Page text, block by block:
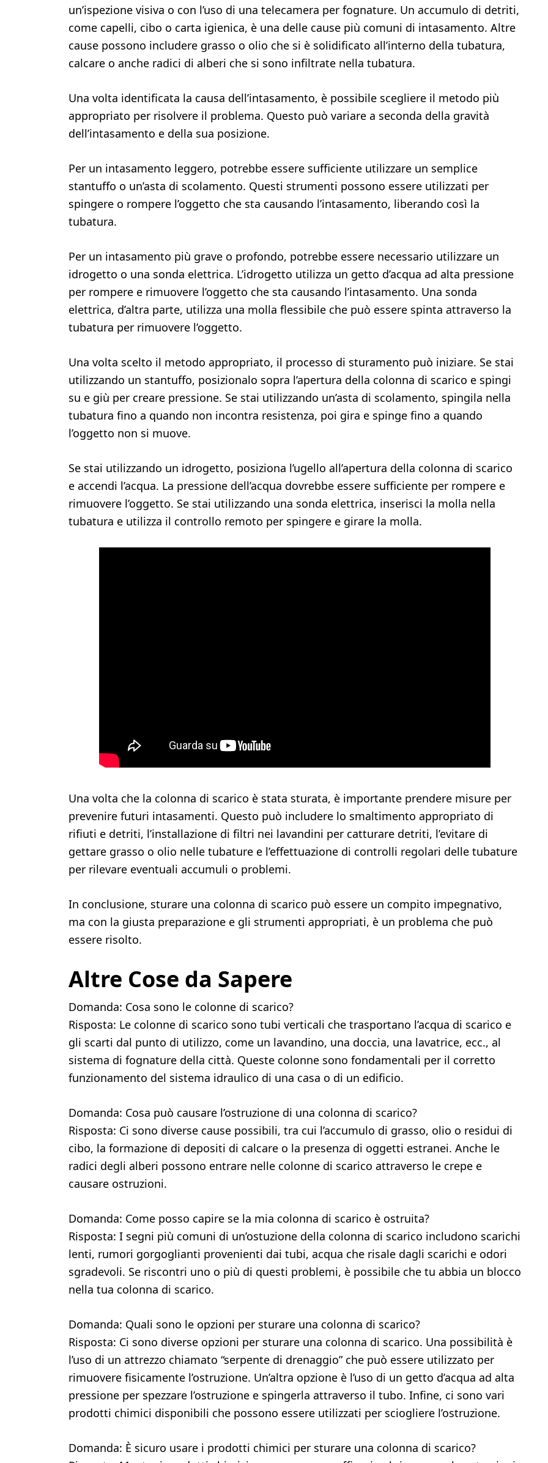
un’ispezione visiva o con l’uso di una telecamera per fognature. Un accumulo di detriti,
come capelli, cibo o carta igienica, è una delle cause più comuni di intasamento. Altre
cause possono includere grasso o olio che si è solidificato all’interno della tubatura,
calcare o anche radici di alberi che si sono infiltrate nella tubatura.
Una volta identificata la causa dell’intasamento, è possibile scegliere il metodo più
appropriato per risolvere il problema. Questo può variare a seconda della gravità
dell’intasamento e della sua posizione.
Per un intasamento leggero, potrebbe essere sufficiente utilizzare un semplice
stantuffo o un’asta di scolamento. Questi strumenti possono essere utilizzati per
spingere o rompere l’oggetto che sta causando l’intasamento, liberando così la
tubatura.
Per un intasamento più grave o profondo, potrebbe essere necessario utilizzare un
idrogetto o una sonda elettrica. L’idrogetto utilizza un getto d’acqua ad alta pressione
per rompere e rimuovere l’oggetto che sta causando l’intasamento. Una sonda
elettrica, d’altra parte, utilizza una molla flessibile che può essere spinta attraverso la
tubatura per rimuovere l’oggetto.
Una volta scelto il metodo appropriato, il processo di sturamento può iniziare. Se stai
utilizzando un stantuffo, posizionalo sopra l’apertura della colonna di scarico e spingi
su e giù per creare pressione. Se stai utilizzando un’asta di scolamento, spingila nella
tubatura fino a quando non incontra resistenza, poi gira e spinge fino a quando
l’oggetto non si muove.
Se stai utilizzando un idrogetto, posiziona l’ugello all’apertura della colonna di scarico
e accendi l’acqua. La pressione dell’acqua dovrebbe essere sufficiente per rompere e
rimuovere l’oggetto. Se stai utilizzando una sonda elettrica, inserisci la molla nella
tubatura e utilizza il controllo remoto per spingere e girare la molla.
Una volta che la colonna di scarico è stata sturata, è importante prendere misure per
prevenire futuri intasamenti. Questo può includere lo smaltimento appropriato di
rifiuti e detriti, l’installazione di filtri nei lavandini per catturare detriti, l’evitare di
gettare grasso o olio nelle tubature e l’effettuazione di controlli regolari delle tubature
per rilevare eventuali accumuli o problemi.
In conclusione, sturare una colonna di scarico può essere un compito impegnativo,
ma con la giusta preparazione e gli strumenti appropriati, è un problema che può
essere risolto.
Altre Cose da Sapere
Domanda: Cosa sono le colonne di scarico?
Risposta: Le colonne di scarico sono tubi verticali che trasportano l’acqua di scarico e
gli scarti dal punto di utilizzo, come un lavandino, una doccia, una lavatrice, ecc., al
sistema di fognature della città. Queste colonne sono fondamentali per il corretto
funzionamento del sistema idraulico di una casa o di un edificio.
Domanda: Cosa può causare l’ostruzione di una colonna di scarico?
Risposta: Ci sono diverse cause possibili, tra cui l’accumulo di grasso, olio o residui di
cibo, la formazione di depositi di calcare o la presenza di oggetti estranei. Anche le
radici degli alberi possono entrare nelle colonne di scarico attraverso le crepe e
causare ostruzioni.
Domanda: Come posso capire se la mia colonna di scarico è ostruita?
Risposta: I segni più comuni di un’ostuzione della colonna di scarico includono scarichi
lenti, rumori gorgoglianti provenienti dai tubi, acqua che risale dagli scarichi e odori
sgradevoli. Se riscontri uno o più di questi problemi, è possibile che tu abbia un blocco
nella tua colonna di scarico.
Domanda: Quali sono le opzioni per sturare una colonna di scarico?
Risposta: Ci sono diverse opzioni per sturare una colonna di scarico. Una possibilità è
l’uso di un attrezzo chiamato “serpente di drenaggio” che può essere utilizzato per
rimuovere fisicamente l’ostruzione. Un’altra opzione è l’uso di un getto d’acqua ad alta
pressione per spezzare l’ostruzione e spingerla attraverso il tubo. Infine, ci sono vari
prodotti chimici disponibili che possono essere utilizzati per sciogliere l’ostruzione.
Domanda: È sicuro usare i prodotti chimici per sturare una colonna di scarico?